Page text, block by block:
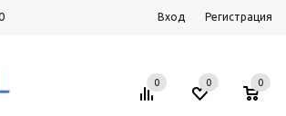
Вход Регистрация
0 0 0